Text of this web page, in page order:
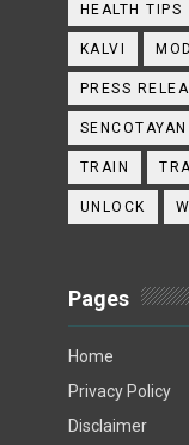
HEALTH TIPS
KALVI MODI
PRESS
SENCOTAYAN
TRAIN
UNLOCK
Pages
Home
Privacy Policy
Disclaimer